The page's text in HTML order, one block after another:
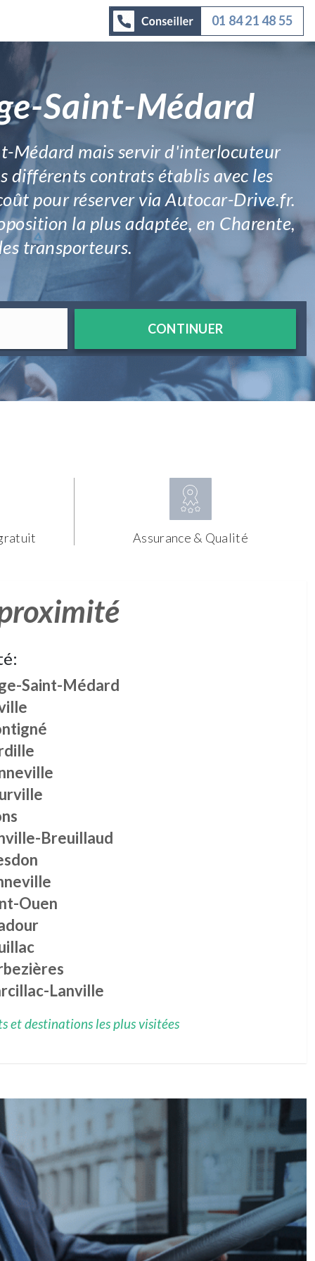
01 84 21 48 55
Saint-Médard
Médard mais servir d'interlocuteur
différents contrats établis avec les
pour réserver via Autocar-Drive.fr.
la plus adaptée, en Charente,
transporteurs.
CONTINUER
Assurance & Qualité
Saint-Médard
Breuillaud
Ouen
Lanville
et destinations les plus visitées